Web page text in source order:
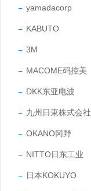
yamadacorp
KABUTO
3M
MACOME码控美
DKK东亚电波
九州日東株式会社
OKANO冈野
NITTO日东工业
日本KOKUYO